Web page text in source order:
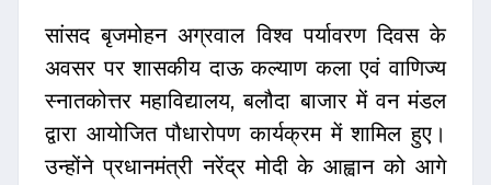
सांसद बृजमोहन अग्रवाल विश्व पर्यावरण दिवस के
अवसर पर शासकीय दाऊ कल्याण कला एवं वाणिज्य
स्नातकोत्तर महाविद्यालय, बलौदा बाजार में वन मंडल
द्वारा आयोजित पौधारोपण कार्यक्रम में शामिल हुए।
उन्होंने प्रधानमंत्री नरेंद्र मोदी के आह्वान को आगे